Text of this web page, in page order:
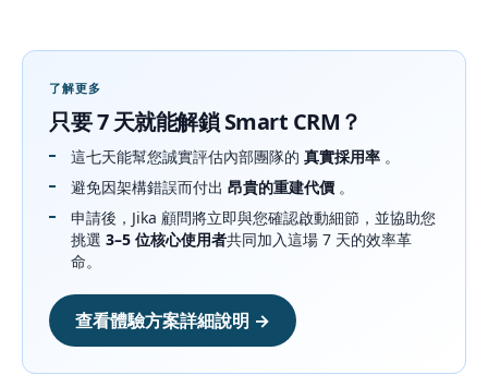
了解更多
只要 7 天就能解鎖 Smart CRM？
這七天能幫您誠實評估內部團隊的 真實採用率 。
避免因架構錯誤而付出 昂貴的重建代價 。
申請後，Jika 顧問將立即與您確認啟動細節，並協助您
挑選 3–5 位核心使用者共同加入這場 7 天的效率革
命。
查看體驗方案詳細說明 →